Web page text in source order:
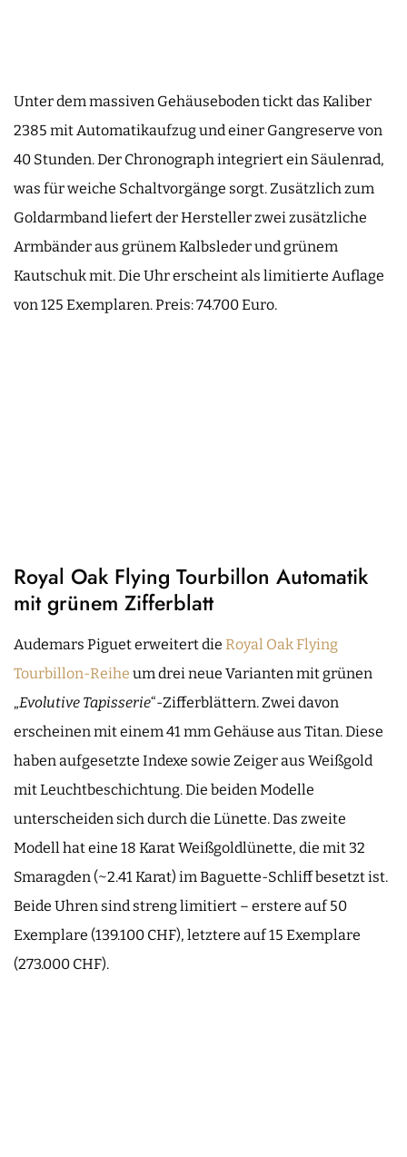
Unter dem massiven Gehäuseboden tickt das Kaliber
2385 mit Automatikaufzug und einer Gangreserve von
40 Stunden. Der Chronograph integriert ein Säulenrad,
was für weiche Schaltvorgänge sorgt. Zusätzlich zum
Goldarmband liefert der Hersteller zwei zusätzliche
Armbänder aus grünem Kalbsleder und grünem
Kautschuk mit. Die Uhr erscheint als limitierte Auflage
von 125 Exemplaren. Preis: 74.700 Euro.
Royal Oak Flying Tourbillon Automatik
mit grünem Zifferblatt
Audemars Piguet erweitert die Royal Oak Flying
Tourbillon-Reihe um drei neue Varianten mit grünen
„Evolutive Tapisserie“-Zifferblättern. Zwei davon
erscheinen mit einem 41 mm Gehäuse aus Titan. Diese
haben aufgesetzte Indexe sowie Zeiger aus Weißgold
mit Leuchtbeschichtung. Die beiden Modelle
unterscheiden sich durch die Lünette. Das zweite
Modell hat eine 18 Karat Weißgoldlünette, die mit 32
Smaragden (~2.41 Karat) im Baguette-Schliff besetzt ist.
Beide Uhren sind streng limitiert – erstere auf 50
Exemplare (139.100 CHF), letztere auf 15 Exemplare
(273.000 CHF).